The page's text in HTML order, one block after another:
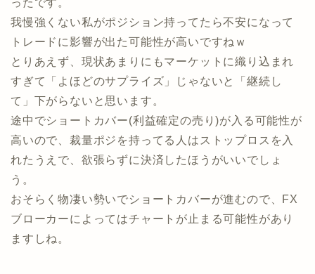
ったです。
我慢強くない私がポジション持ってたら不安になって
トレードに影響が出た可能性が高いですねｗ
とりあえず、現状あまりにもマーケットに織り込まれ
すぎて「よほどのサプライズ」じゃないと「継続し
て」下がらないと思います。
途中でショートカバー(利益確定の売り)が入る可能性が
高いので、裁量ポジを持ってる人はストップロスを入
れたうえで、欲張らずに決済したほうがいいでしょ
う。
おそらく物凄い勢いでショートカバーが進むので、FX
ブローカーによってはチャートが止まる可能性があり
ますしね。